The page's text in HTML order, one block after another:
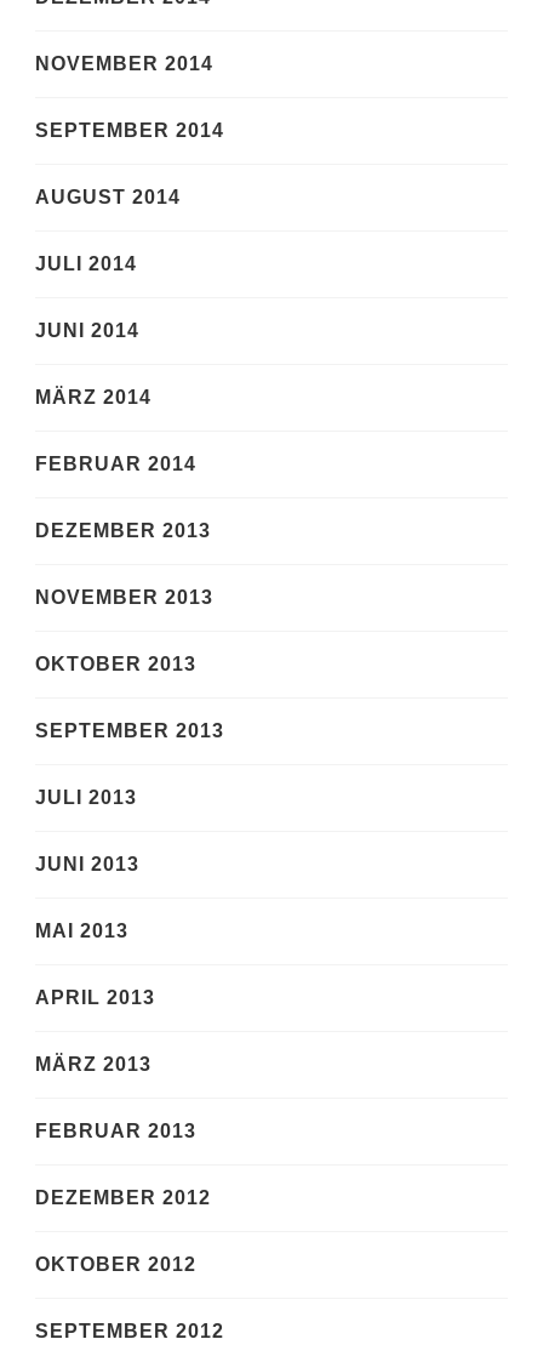
NOVEMBER 2014
SEPTEMBER 2014
AUGUST 2014
JULI 2014
JUNI 2014
MÄRZ 2014
FEBRUAR 2014
DEZEMBER 2013
NOVEMBER 2013
OKTOBER 2013
SEPTEMBER 2013
JULI 2013
JUNI 2013
MAI 2013
APRIL 2013
MÄRZ 2013
FEBRUAR 2013
DEZEMBER 2012
OKTOBER 2012
SEPTEMBER 2012